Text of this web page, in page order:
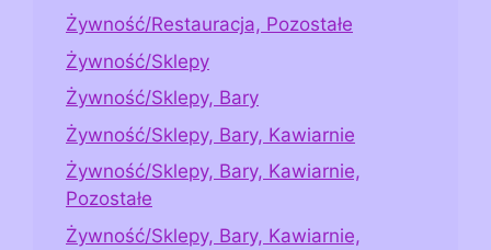
Żywność/Restauracja, Pozostałe
Żywność/Sklepy
Żywność/Sklepy, Bary
Żywność/Sklepy, Bary, Kawiarnie
Żywność/Sklepy, Bary, Kawiarnie,
Pozostałe
Żywność/Sklepy, Bary, Kawiarnie,